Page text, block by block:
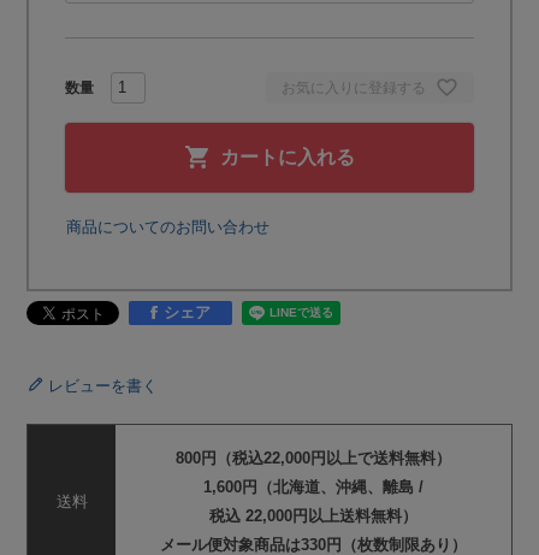
お気に入りに登録する
カートに入れる
商品についてのお問い合わせ
シェア
レビューを書く
送料
800円（税込22,000円以上で送料無料）
1,600円（北海道、沖縄、離島 /
税込 22,000円以上送料無料）
メール便対象商品は330円（枚数制限あり）